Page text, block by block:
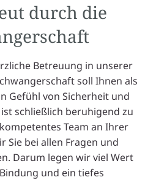
durch die
Betreuung in unserer
soll Ihnen als
Gefühl von Sicherheit und
schließlich beruhigend zu
Team an Ihrer
Sie bei allen Fragen und
Darum legen wir viel Wert
und ein tiefes